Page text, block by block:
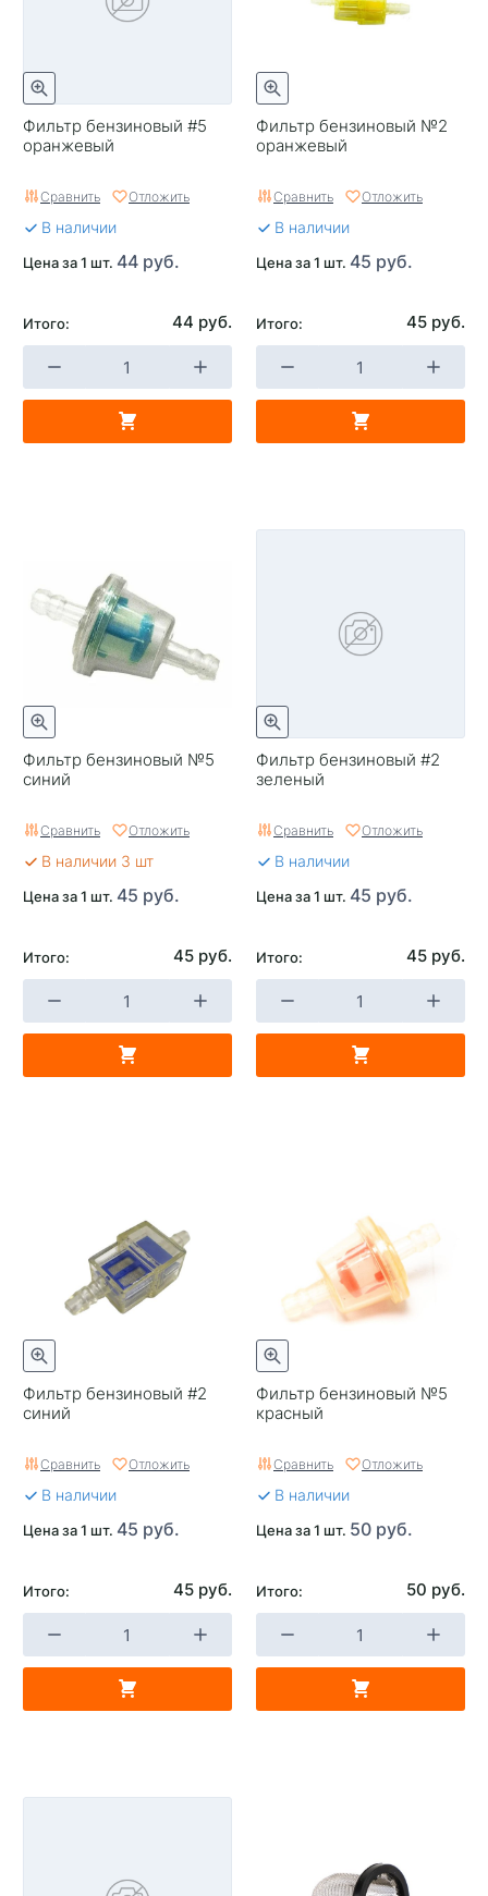
Фильтр бензиновый #5
оранжевый
Сравнить Отложить
В наличии
Цена за 1 шт. 44 руб.
Итого: 44 руб.
Фильтр бензиновый №2
оранжевый
Сравнить Отложить
В наличии
Цена за 1 шт. 45 руб.
Итого: 45 руб.
Фильтр бензиновый №5
синий
Сравнить Отложить
В наличии 3 шт
Цена за 1 шт. 45 руб.
Итого: 45 руб.
Фильтр бензиновый #2
зеленый
Сравнить Отложить
В наличии
Цена за 1 шт. 45 руб.
Итого: 45 руб.
Фильтр бензиновый #2
синий
Сравнить Отложить
В наличии
Цена за 1 шт. 45 руб.
Итого: 45 руб.
Фильтр бензиновый №5
красный
Сравнить Отложить
В наличии
Цена за 1 шт. 50 руб.
Итого: 50 руб.